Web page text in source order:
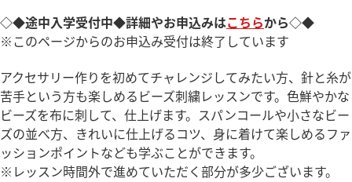
◇◆途中入学受付中◆詳細やお申込みはこちらから◇◆
※このページからのお申込み受付は終了しています
アクセサリー作りを初めてチャレンジしてみたい方、針と糸が
苦手という方も楽しめるビーズ刺繍レッスンです。色鮮やかな
ビーズを布に刺して、仕上げます。スパンコールや小さなビー
ズの並べ方、きれいに仕上げるコツ、身に着けて楽しめるファ
ッションポイントなども学ぶことができます。
※レッスン時間外で進めていただく部分が多少ございます。